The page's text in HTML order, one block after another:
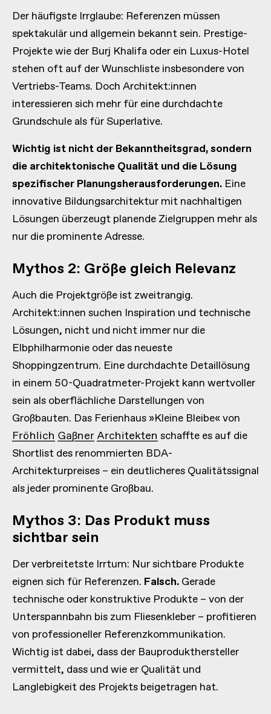
Der häufigste Irrglaube: Referenzen müssen
spektakulär und allgemein bekannt sein. Prestige-
Projekte wie der Burj Khalifa oder ein Luxus-Hotel
stehen oft auf der Wunschliste insbesondere von
Vertriebs-Teams. Doch Architekt:innen
interessieren sich mehr für eine durchdachte
Grundschule als für Superlative.
Wichtig ist nicht der Bekanntheitsgrad, sondern
die architektonische Qualität und die Lösung
spezifischer Planungsherausforderungen. Eine
innovative Bildungsarchitektur mit nachhaltigen
Lösungen überzeugt planende Zielgruppen mehr als
nur die prominente Adresse.
Mythos 2: Größe gleich Relevanz
Auch die Projektgröße ist zweitrangig.
Architekt:innen suchen Inspiration und technische
Lösungen, nicht und nicht immer nur die
Elbphilharmonie oder das neueste
Shoppingzentrum. Eine durchdachte Detaillösung
in einem 50-Quadratmeter-Projekt kann wertvoller
sein als oberflächliche Darstellungen von
Großbauten. Das Ferienhaus »Kleine Bleibe« von
Fröhlich Gaßner Architekten schaffte es auf die
Shortlist des renommierten BDA-
Architekturpreises – ein deutlicheres Qualitätssignal
als jeder prominente Großbau.
Mythos 3: Das Produkt muss
sichtbar sein
Der verbreitetste Irrtum: Nur sichtbare Produkte
eignen sich für Referenzen. Falsch. Gerade
technische oder konstruktive Produkte – von der
Unterspannbahn bis zum Fliesenkleber – profitieren
von professioneller Referenzkommunikation.
Wichtig ist dabei, dass der Bauprodukthersteller
vermittelt, dass und wie er Qualität und
Langlebigkeit des Projekts beigetragen hat.